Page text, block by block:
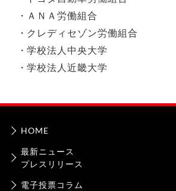
ＡＮＡ労働組合
クレディセゾン労働組合
学校法人中央大学
学校法人近畿大学
HOME
最新ニュース
プレスリリース
電子投票コラム